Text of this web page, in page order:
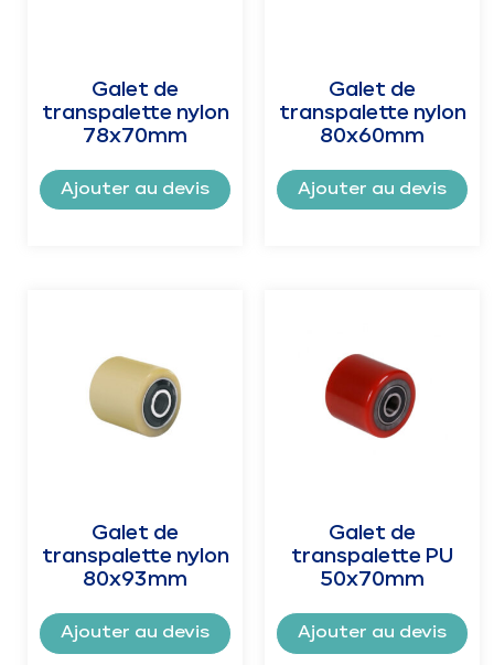
Galet de
transpalette nylon
78x70mm
Ajouter au devis
Galet de
transpalette nylon
80x60mm
Ajouter au devis
Galet de
transpalette nylon
80x93mm
Ajouter au devis
Galet de
transpalette PU
50x70mm
Ajouter au devis